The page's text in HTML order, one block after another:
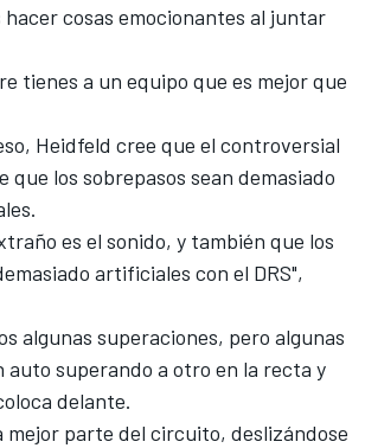
cosas emocionantes al juntar
tienes a un equipo que es mejor que
Heidfeld cree que el controversial
que los sobrepasos sean demasiado
es el sonido, y también que los
artificiales con el DRS",
algunas superaciones, pero algunas
auto superando a otro en la recta y
delante.
mejor parte del circuito, deslizándose